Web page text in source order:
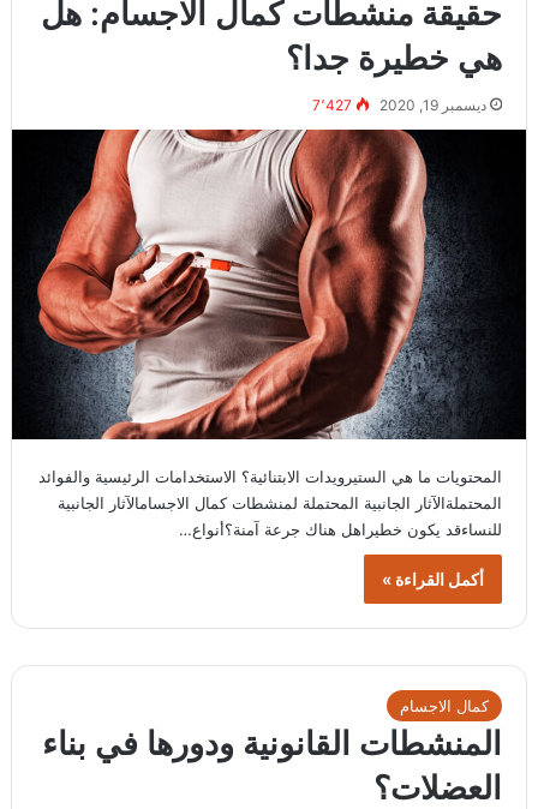
حقيقة منشطات كمال الاجسام: هل
هي خطيرة جدا؟
ديسمبر 19, 2020 7٬427
المحتويات ما هي الستيرويدات الابتنائية؟ الاستخدامات الرئيسية والفوائد
المحتملةالآثار الجانبية المحتملة لمنشطات كمال الاجسامالآثار الجانبية
للنساءقد يكون خطيراهل هناك جرعة آمنة؟أنواع…
أكمل القراءة »
كمال الاجسام
المنشطات القانونية ودورها في بناء
العضلات؟